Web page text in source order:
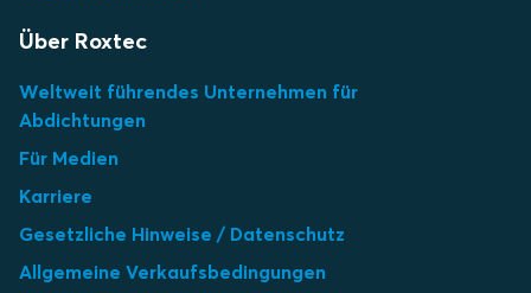
Über Roxtec
Weltweit führendes Unternehmen für
Abdichtungen
Für Medien
Karriere
Gesetzliche Hinweise / Datenschutz
Allgemeine Verkaufsbedingungen